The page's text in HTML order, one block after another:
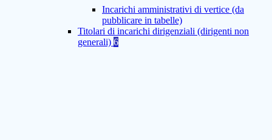
Incarichi amministrativi di vertice (da
pubblicare in tabelle)
Titolari di incarichi dirigenziali (dirigenti non
generali) 6